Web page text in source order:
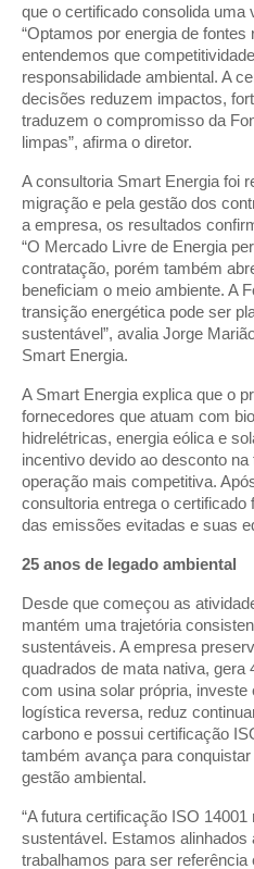
que o certificado consolida uma
“Optamos por energia de fontes
entendemos que
responsabilidade ambiental. A
decisões reduzem impactos,
traduzem o compromisso da
limpas”, afirma o diretor.
A consultoria Smart Energia foi
migração e pela gestão dos
a empresa, os resultados
“O Mercado Livre de Energia
contratação, porém também
beneficiam o meio ambiente. A
transição energética pode ser
sustentável”, avalia Jorge
Smart Energia.
A Smart Energia explica que o
fornecedores que atuam com
hidrelétricas, energia eólica e
incentivo devido ao desconto
operação mais competitiva.
consultoria entrega o
das emissões evitadas e suas
25 anos de legado ambiental
Desde que começou as
mantém uma trajetória
sustentáveis. A empresa
quadrados de mata nativa, gera
com usina solar própria, investe
logística reversa, reduz
carbono e possui certificação
também avança para
gestão ambiental.
“A futura certificação ISO
sustentável. Estamos alinhados
trabalhamos para ser referência